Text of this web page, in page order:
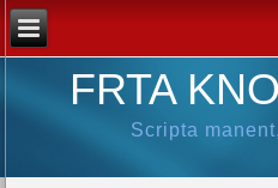
FRTA
Scripta